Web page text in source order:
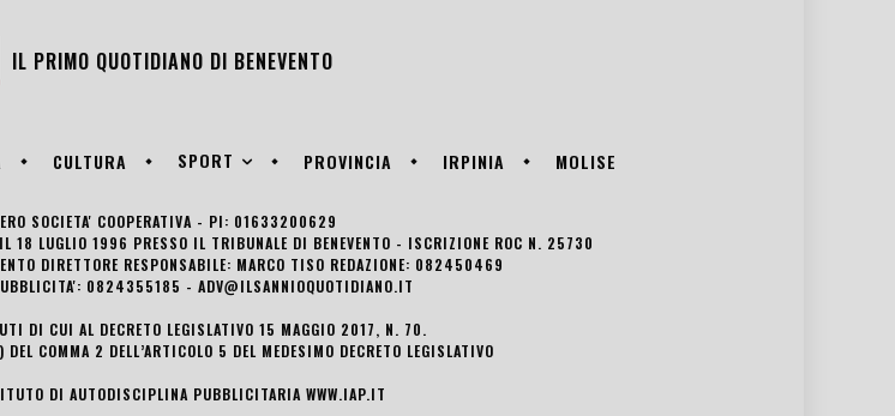
IL PRIMO QUOTIDIANO DI BENEVENTO
CULTURA SPORT PROVINCIA IRPINIA MOLISE
SOCIETA' COOPERATIVA - PI: 01633200629
18 LUGLIO 1996 PRESSO IL TRIBUNALE DI BENEVENTO - ISCRIZIONE ROC N. 25730
DIRETTORE RESPONSABILE: MARCO TISO REDAZIONE: 082450469
0824355185 - ADV@ILSANNIOQUOTIDIANO.IT
DI CUI AL DECRETO LEGISLATIVO 15 MAGGIO 2017, N. 70.
COMMA 2 DELL’ARTICOLO 5 DEL MEDESIMO DECRETO LEGISLATIVO
DI AUTODISCIPLINA PUBBLICITARIA WWW.IAP.IT